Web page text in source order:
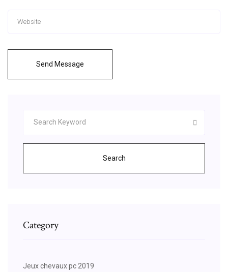
Send Message
Search
Category
Jeux chevaux pc 2019